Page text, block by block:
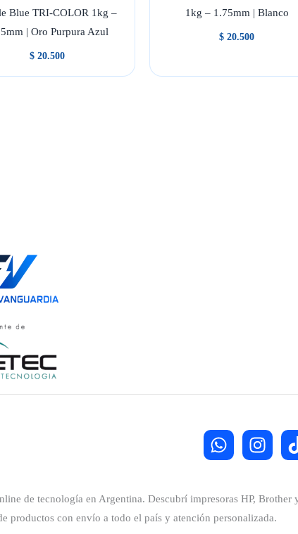
Blue TRI-COLOR 1kg –
| Oro Purpura Azul
$ 20.500
1kg – 1.75mm | Blanco
$ 20.500
de tecnología en Argentina. Descubrí impresoras HP,
productos con envío a todo el país y atención personalizada.